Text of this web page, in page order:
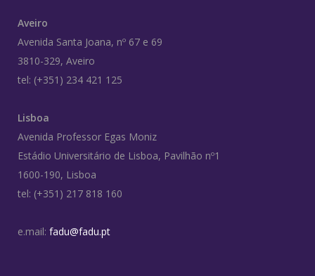
Aveiro
Avenida Santa Joana, nº 67 e 69
3810-329, Aveiro
tel: (+351) 234 421 125
Lisboa
Avenida Professor Egas Moniz
Estádio Universitário de Lisboa, Pavilhão nº1
1600-190, Lisboa
tel: (+351) 217 818 160
e.mail: fadu@fadu.pt